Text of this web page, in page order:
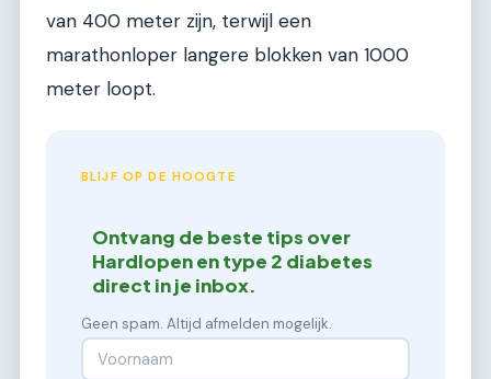
van 400 meter zijn, terwijl een
marathonloper langere blokken van 1000
meter loopt.
BLIJF OP DE HOOGTE
Ontvang de beste tips over
Hardlopen en type 2 diabetes
direct in je inbox.
Geen spam. Altijd afmelden mogelijk.